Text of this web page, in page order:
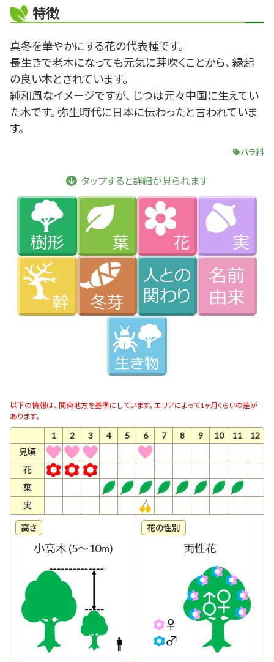
特徴
真冬を華やかにする花の代表種です。
長生きで老木になっても元気に芽吹くことから、 縁起
の良い木とされています。
純和風なイメージですが、 じつは元々中国に生えてい
た木です。 弥生時代に日本に伝わったと言われていま
す。
バラ科
タップすると詳細が見られます
以下の情報は、 関東地方を基準にしています。 エリアによって1ヶ月くらいの差が
あります。
1 2 3 4 5 6 7 8 9 10 11
12
見頃
花
葉
実
高さ
小高木 (5～10m)
花の性別
両性花